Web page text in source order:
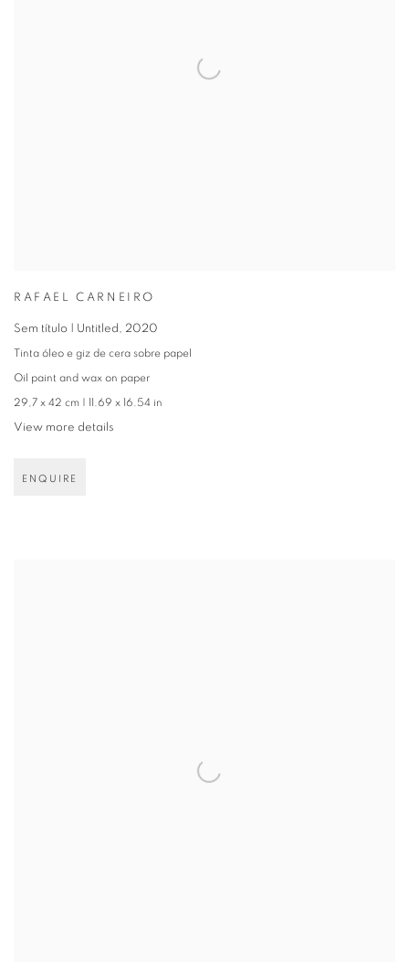
RAFAEL CARNEIRO
Sem título | Untitled, 2020
Tinta óleo e giz de cera sobre papel
Oil paint and wax on paper
29,7 x 42 cm | 11.69 x 16.54 in
View more details
ENQUIRE